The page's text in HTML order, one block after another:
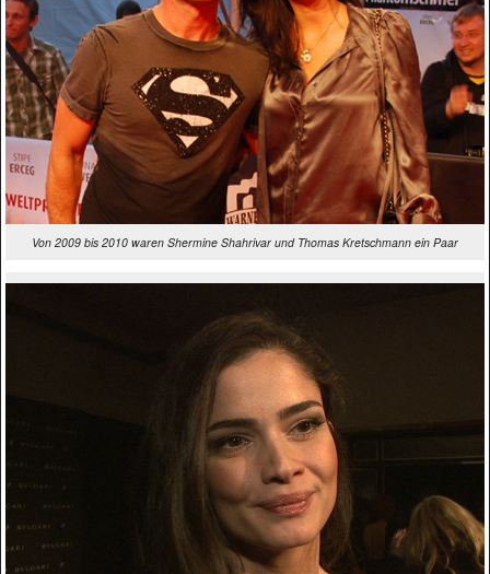
Von 2009 bis 2010 waren Shermine Shahrivar und Thomas Kretschmann ein Paar